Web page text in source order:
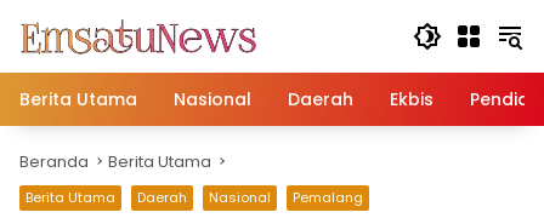
konten
Berita Utama
Nasional Daerah Ekbis
Beranda Berita Utama
Berita Utama Daerah Nasional Pemalang